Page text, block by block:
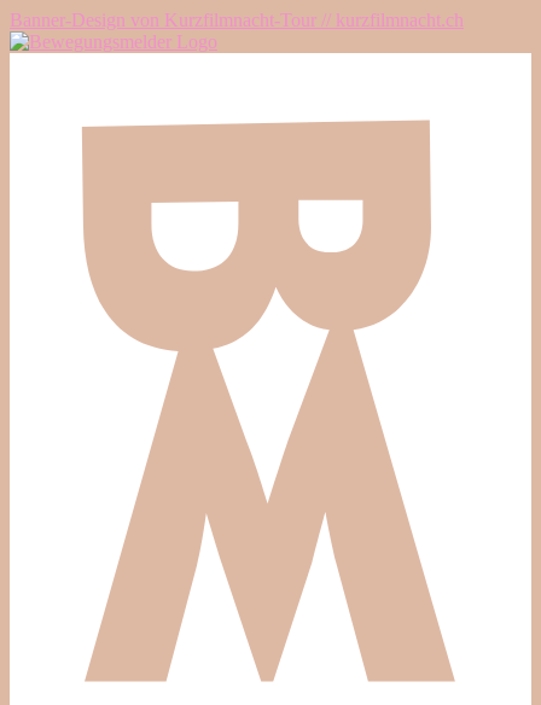
Banner-Design von Kurzfilmnacht-Tour // kurzfilmnacht.ch